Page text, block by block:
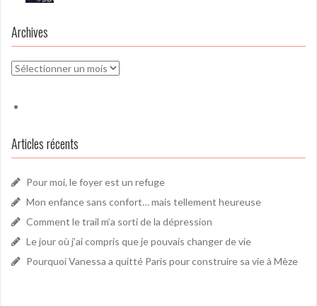
Archives
Archives
Articles récents
Pour moi, le foyer est un refuge
Mon enfance sans confort… mais tellement heureuse
Comment le trail m’a sorti de la dépression
Le jour où j’ai compris que je pouvais changer de vie
Pourquoi Vanessa a quitté Paris pour construire sa vie à Mèze